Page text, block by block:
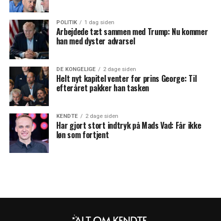
POLITIK 1 dag siden
Arbejdede tæt sammen med Trump: Nu kommer
han med dyster advarsel
DE KONGELIGE 2 dage siden
Helt nyt kapitel venter for prins George: Til
efteråret pakker han tasken
KENDTE 2 dage siden
Har gjort stort indtryk på Mads Vad: Får ikke
løn som fortjent